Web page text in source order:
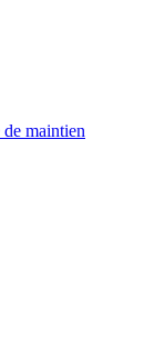
de maintien